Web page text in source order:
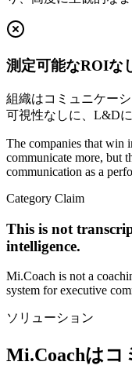
測定可能なROIな
組織はコミュニケー
可視性なしに、L&Dに
The companies that win
communicate more, but
communication as a
Category Claim
This is not
intelligence.
Mi.Coach is not a
system for executive
ソリューション
Mi.Coachはコ